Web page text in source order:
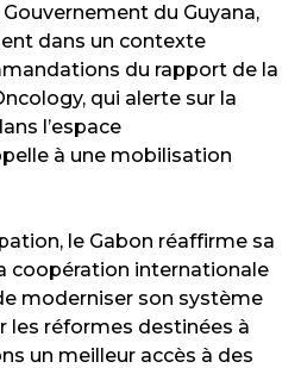
du Guyana,
dans un contexte
du rapport de la
qui alerte sur la
l’espace
à une mobilisation
le Gabon réaffirme sa
coopération internationale
moderniser son système
les réformes destinées à
un meilleur accès à des